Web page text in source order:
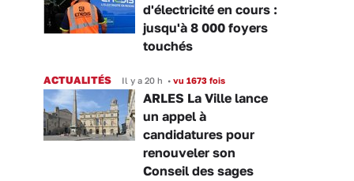
d'électricité en cours :
jusqu'à 8 000 foyers
touchés
ACTUALITÉS Il y a 20 h • vu 1673 fois
ARLES La Ville lance
un appel à
candidatures pour
renouveler son
Conseil des sages